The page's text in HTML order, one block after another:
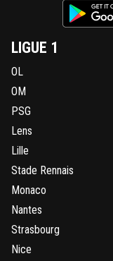
LIGUE 1
OL
OM
PSG
Lens
Lille
Stade Rennais
Monaco
Nantes
Strasbourg
Nice